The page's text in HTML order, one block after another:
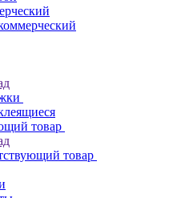
товар
товар